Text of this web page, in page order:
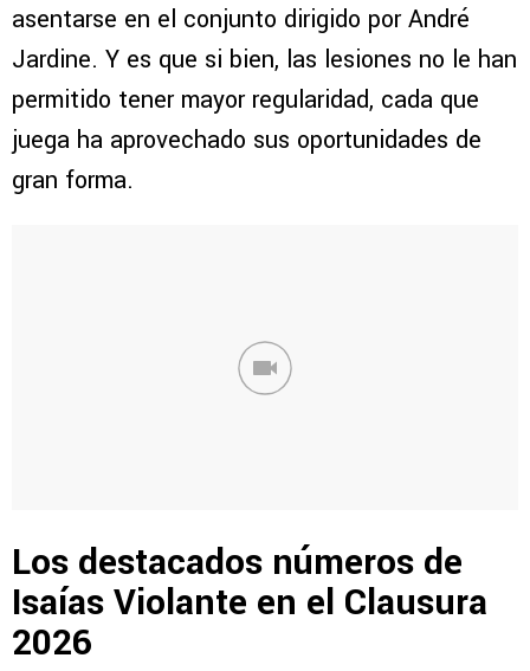
asentarse en el conjunto dirigido por André
Jardine. Y es que si bien, las lesiones no le han
permitido tener mayor regularidad, cada que
juega ha aprovechado sus oportunidades de
gran forma.
Los destacados números de
Isaías Violante en el Clausura
2026